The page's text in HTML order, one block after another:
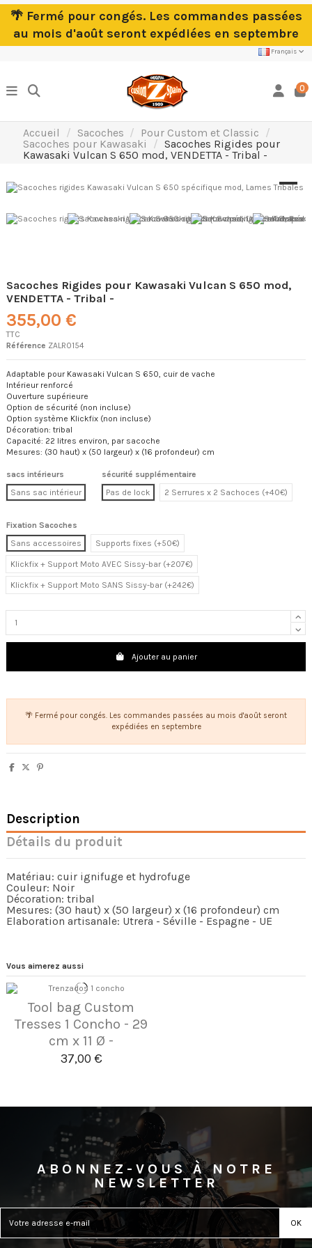
🌴 Fermé pour congés. Les commandes passées
au mois d'août seront expédiées en septembre
Français
0
Accueil Sacoches
Pour Custom et Classic
Sacoches pour Kawasaki
Sacoches Rigides pour
Kawasaki Vulcan S 650 mod, VENDETTA - Tribal -
Sacoches Rigides pour Kawasaki Vulcan S 650 mod,
VENDETTA - Tribal -
355,00 €
TTC
Référence ZALR0154
Adaptable pour Kawasaki Vulcan S 650, cuir de vache
Intérieur renforcé
Ouverture supérieure
Option de sécurité (non incluse)
Option système Klickfix (non incluse)
Décoration: tribal
Capacité: 22 litres environ, par sacoche
Mesures: (30 haut) x (50 largeur) x (16 profondeur) cm
sacs intérieurs
Sans sac intérieur
sécurité supplémentaire
Pas de lock
2 Serrures x 2 Sachoces (+40€)
Fixation Sacoches
Sans accessoires
Supports fixes (+50€)
Klickfix + Support Moto AVEC Sissy-bar (+207€)
Klickfix + Support Moto SANS Sissy-bar (+242€)
Ajouter au panier
🌴 Fermé pour congés. Les commandes passées au mois d'août seront
expédiées en septembre
Description
Détails du produit
Matériau: cuir ignifuge et hydrofuge
Couleur: Noir
Décoration: tribal
Mesures: (30 haut) x (50 largeur) x (16 profondeur) cm
Elaboration artisanale: Utrera - Séville - Espagne - UE
Vous aimerez aussi
Tool bag Custom
Tresses 1 Concho - 29
cm x 11 Ø -
37,00 €
ABONNEZ-VOUS À NOTRE
NEWSLETTER